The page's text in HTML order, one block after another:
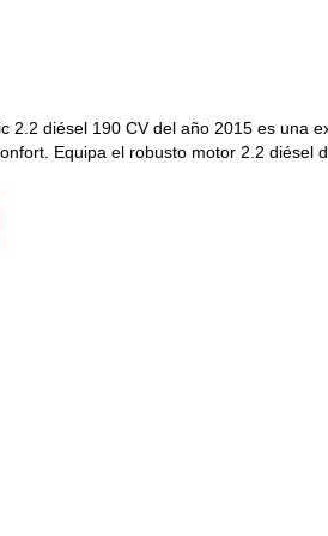
2.2 diésel 190 CV del año 2015 es
Equipa el robusto motor 2.2